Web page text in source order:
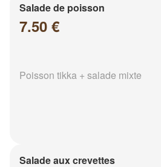
Salade de poisson
7.50 €
Poisson tikka + salade mixte
Salade aux crevettes